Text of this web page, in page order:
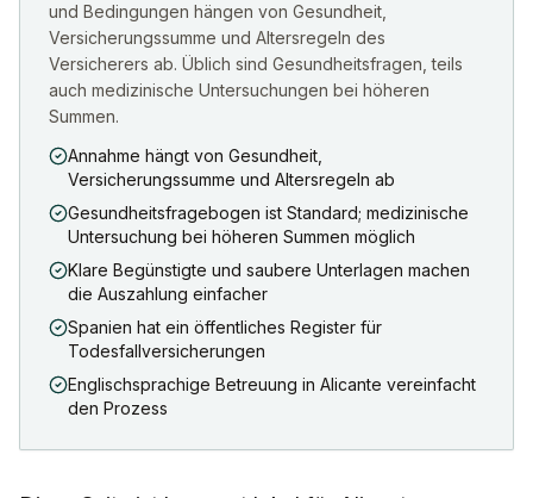
und Bedingungen hängen von Gesundheit,
Versicherungssumme und Altersregeln des
Versicherers ab. Üblich sind Gesundheitsfragen, teils
auch medizinische Untersuchungen bei höheren
Summen.
Annahme hängt von Gesundheit,
Versicherungssumme und Altersregeln ab
Gesundheitsfragebogen ist Standard; medizinische
Untersuchung bei höheren Summen möglich
Klare Begünstigte und saubere Unterlagen machen
die Auszahlung einfacher
Spanien hat ein öffentliches Register für
Todesfallversicherungen
Englischsprachige Betreuung in Alicante vereinfacht
den Prozess